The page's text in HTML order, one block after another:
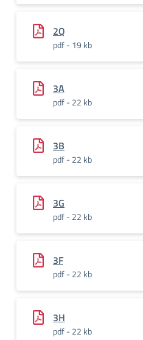
2Q
pdf - 19 kb
3A
pdf - 22 kb
3B
pdf - 22 kb
3G
pdf - 22 kb
3F
pdf - 22 kb
3H
pdf - 22 kb